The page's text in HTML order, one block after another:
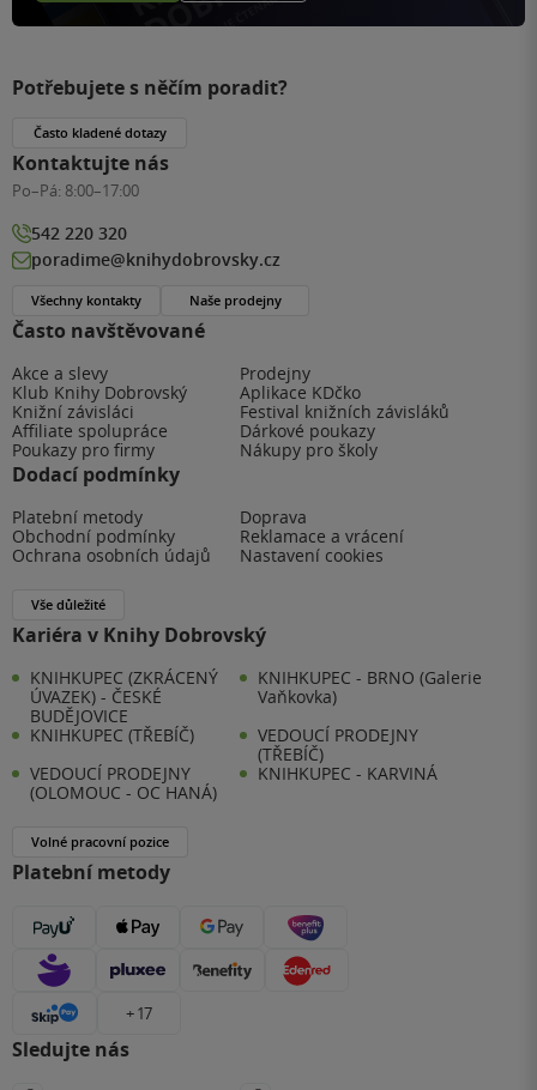
Často navštěvované
Akce a slevy
Prodejny
Klub Knihy Dobrovský
Aplikace KDčko
Knižní závisláci
Festival knižních závisláků
Affiliate spolupráce
Dárkové poukazy
Poukazy pro firmy
Nákupy pro školy
Dodací podmínky
Platební metody
Doprava
Obchodní podmínky
Reklamace a vrácení
Ochrana osobních údajů
Nastavení cookies
Vše důležité
Kariéra v Knihy Dobrovský
KNIHKUPEC (ZKRÁCENÝ
ÚVAZEK) - ČESKÉ
BUDĚJOVICE
KNIHKUPEC - BRNO (Galerie
Vaňkovka)
KNIHKUPEC (TŘEBÍČ)
VEDOUCÍ PRODEJNY
(TŘEBÍČ)
VEDOUCÍ PRODEJNY
(OLOMOUC - OC HANÁ)
KNIHKUPEC - KARVINÁ
Volné pracovní pozice
Platební metody
+ 17
Sledujte nás
Potřebujete s něčím poradit?
Často kladené dotazy
Kontaktujte nás
Po–Pá: 8:00–17:00
542 220 320
poradime@knihydobrovsky.cz
Všechny kontakty Naše prodejny